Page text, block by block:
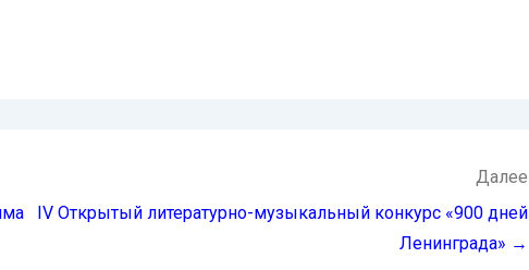
Далее
IV Открытый литературно-музыкальный конкурс «900 дней
Ленинграда» →